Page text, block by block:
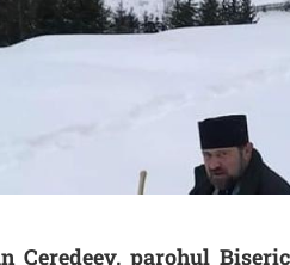
Ceredeev, parohul